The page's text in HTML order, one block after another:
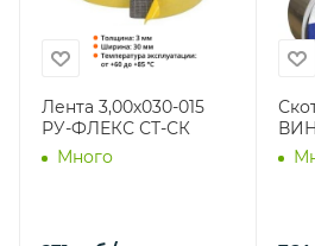
Лента 3,00х030-015
РУ-ФЛЕКС СТ-СК
Много